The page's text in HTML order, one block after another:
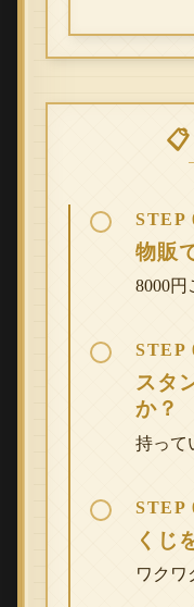
STEP
物販
8000
STEP
スタ
か？
持って
STEP
くじ
ワクワ